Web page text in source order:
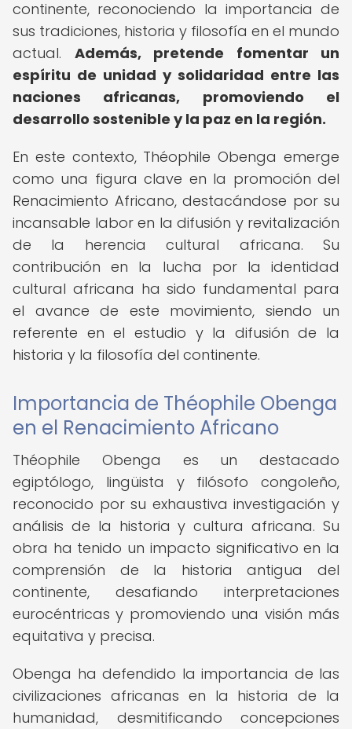
continente, reconociendo la importancia de
sus tradiciones, historia y filosofía en el mundo
actual. Además, pretende fomentar un
espíritu de unidad y solidaridad entre las
naciones africanas, promoviendo el
desarrollo sostenible y la paz en la región.
En este contexto, Théophile Obenga emerge
como una figura clave en la promoción del
Renacimiento Africano, destacándose por su
incansable labor en la difusión y revitalización
de la herencia cultural africana. Su
contribución en la lucha por la identidad
cultural africana ha sido fundamental para
el avance de este movimiento, siendo un
referente en el estudio y la difusión de la
historia y la filosofía del continente.
Importancia de Théophile Obenga
en el Renacimiento Africano
Théophile Obenga es un destacado
egiptólogo, lingüista y filósofo congoleño,
reconocido por su exhaustiva investigación y
análisis de la historia y cultura africana. Su
obra ha tenido un impacto significativo en la
comprensión de la historia antigua del
continente, desafiando interpretaciones
eurocéntricas y promoviendo una visión más
equitativa y precisa.
Obenga ha defendido la importancia de las
civilizaciones africanas en la historia de la
humanidad, desmitificando concepciones